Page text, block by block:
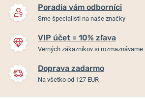
Poradia vám odborníci
Sme špecialisti na naše značky
VIP účet = 10% zľava
Verných zákazníkov si rozmaznávame
Doprava zadarmo
Na všetko od 127 EUR